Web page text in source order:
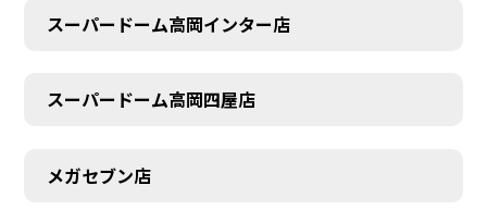
スーパードーム高岡インター店
スーパードーム高岡四屋店
メガセブン店